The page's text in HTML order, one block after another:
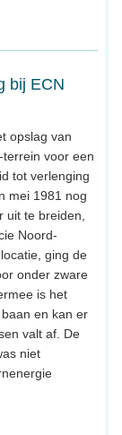
bij ECN
opslag van
terrein voor een
tot verlenging
mei 1981 nog
te breiden,
Noord-
ging de
onder zware
is het
en kan er
valt af. De
niet